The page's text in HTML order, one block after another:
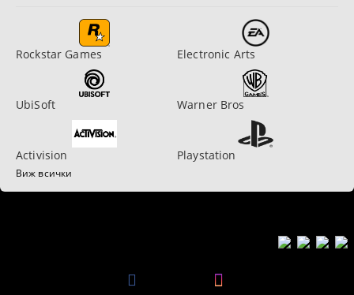
Rockstar Games Electronic Arts
UbiSoft Warner Bros
Activision Playstation
Виж всички